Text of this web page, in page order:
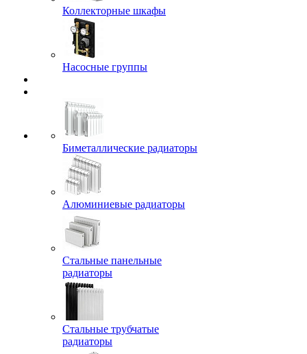
Коллекторные шкафы
Насосные группы
Биметаллические радиаторы
Алюминиевые радиаторы
Стальные панельные
радиаторы
Стальные трубчатые
радиаторы